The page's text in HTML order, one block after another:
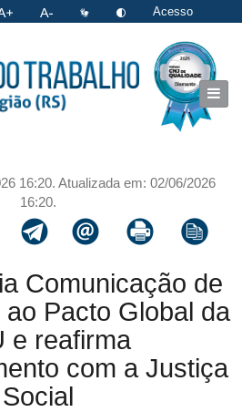
Acesso
16:20. Atualizada em: 02/06/2026
16:20.
twittervia whatsapp
Compartilhar via telegram
Compartilhar via email
Imprimir a página
Copiar
Comunicação de
Pacto Global da
e reafirma
com a Justiça
Social